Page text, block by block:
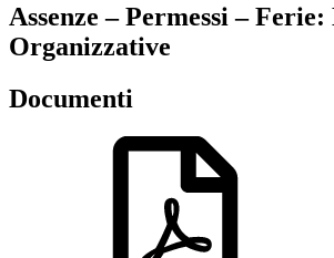
Assenze – Permessi –
Organizzative
Documenti